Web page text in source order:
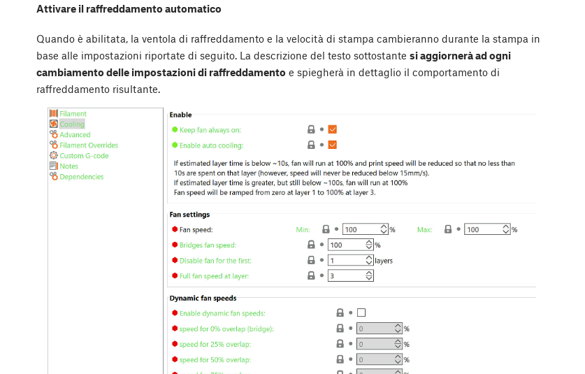
Attivare il raffreddamento automatico
Quando è abilitata, la ventola di raffreddamento e la velocità di stampa cambieranno durante la stampa in
base alle impostazioni riportate di seguito. La descrizione del testo sottostante si aggiornerà ad ogni
cambiamento delle impostazioni di raffreddamento e spiegherà in dettaglio il comportamento di
raffreddamento risultante.